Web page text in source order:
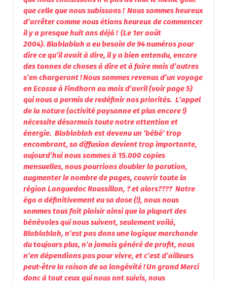
que celle que nous subissons ! Nous sommes heureux
d’arrêter comme nous étions heureux de commencer
il y a presque huit ans déjà ! (Le 1er août
2004). Blablablah a eu besoin de 94 numéros pour
dire ce qu’il avait à dire, il y a bien entendu, encore
des tonnes de choses à dire et à faire mais d’autres
s’en chargeront ! Nous sommes revenus d’un voyage
en Ecosse à Findhorn au mois d’avril (voir page 5)
qui nous a permis de redéfinir nos priorités. L’appel
de la nature (activité paysanne et plus encore !)
nécessite désormais toute notre attention et
énergie. Blablablah est devenu un ‘bébé’ trop
encombrant, sa diffusion devient trop importante,
aujourd’hui nous sommes à 15.000 copies
mensuelles, nous pourrions doubler la parution,
augmenter le nombre de pages, couvrir toute la
région Languedoc Roussillon, ? et alors???? Notre
égo a définitivement eu sa dose (!), nous nous
sommes tous fait plaisir ainsi que la plupart des
bénévoles qui nous suivent, seulement voilà,
Blablablah, n’est pas dans une logique marchande
du toujours plus, n’a jamais généré de profit, nous
n’en dépendions pas pour vivre, et c’est d’ailleurs
peut-être la raison de sa longévité ! Un grand Merci
donc à tout ceux qui nous ont suivis, nous